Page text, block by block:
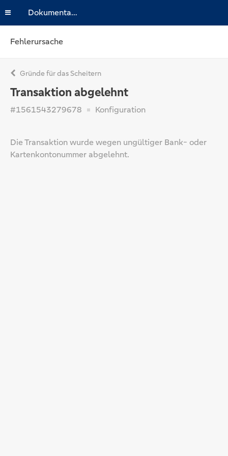
Dokumentation
Fehlerursache
Gründe für das Scheitern
Transaktion abgelehnt
#1561543279678 Konfiguration
Die Transaktion wurde wegen ungültiger Bank- oder
Kartenkontonummer abgelehnt.